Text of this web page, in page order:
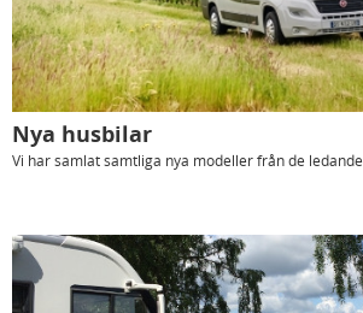
Nya husbilar
Vi har samlat samtliga nya modeller från de